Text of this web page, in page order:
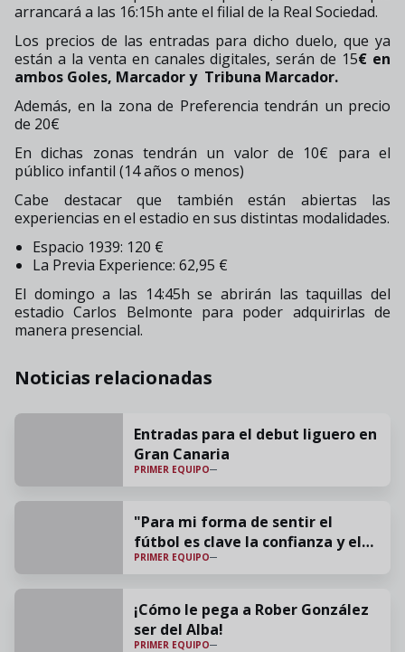
arrancará a las 16:15h ante el filial de la Real Sociedad.
Los precios de las entradas para dicho duelo, que ya
están a la venta en canales digitales, serán de 15€ en
ambos Goles, Marcador y Tribuna Marcador.
Además, en la zona de Preferencia tendrán un precio
de 20€
En dichas zonas tendrán un valor de 10€ para el
público infantil (14 años o menos)
Cabe destacar que también están abiertas las
experiencias en el estadio en sus distintas modalidades.
Espacio 1939: 120 €
La Previa Experience: 62,95 €
El domingo a las 14:45h se abrirán las taquillas del
estadio Carlos Belmonte para poder adquirirlas de
manera presencial.
Noticias relacionadas
Entradas para el debut liguero en
Gran Canaria
PRIMER EQUIPO
"Para mi forma de sentir el
fútbol es clave la confianza y el
cariño"
PRIMER EQUIPO
¡Cómo le pega a Rober González
ser del Alba!
PRIMER EQUIPO